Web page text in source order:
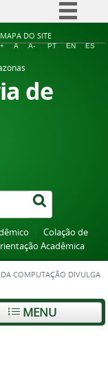
à informação
MAPA DO SITE
A A- PT EN ES
de
Colação de
Acadêmica
DA COMPUTAÇÃO DIVULGA
MENU